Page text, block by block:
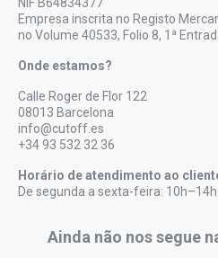
Empresa inscrita no Registo
no Volume 40533, Folio 8, 1ª
Onde estamos?
Calle Roger de Flor 122
08013 Barcelona
info@cutoff.es
+34 93 532 32 36
Horário de atendimento ao
De segunda a sexta-feira:
Ainda não nos segue